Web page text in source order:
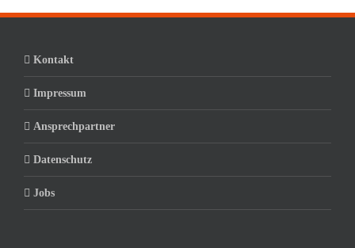
Kontakt
Impressum
Ansprechpartner
Datenschutz
Jobs